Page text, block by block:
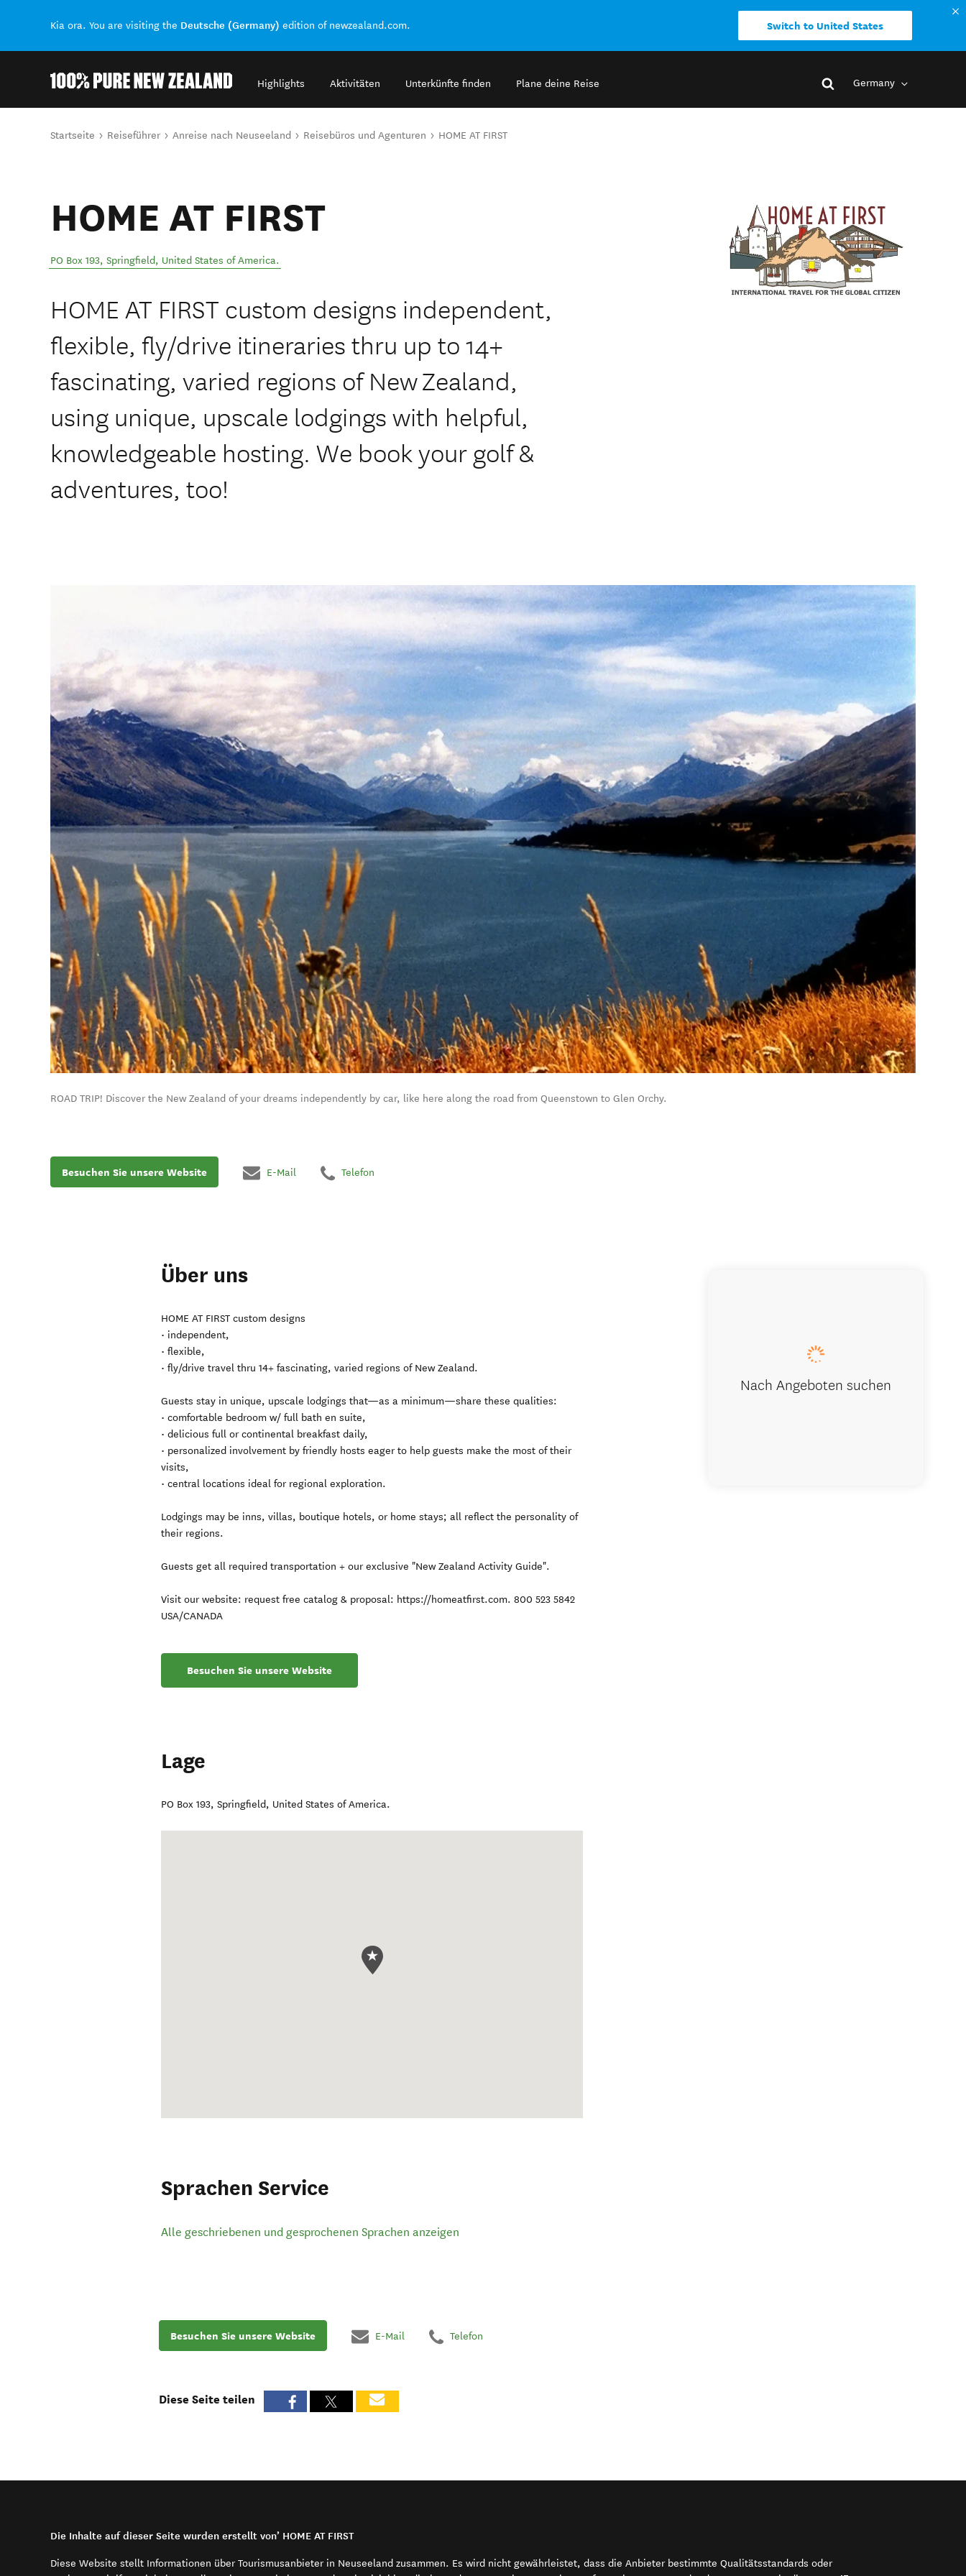
Kia ora. You are visiting the Deutsche (Germany) edition of newzealand.com. Switch to United States
Highlights Aktivitäten Unterkünfte finden Plane deine Reise Germany
Sie sind hier
Startseite Reiseführer Anreise nach Neuseeland Reisebüros und Agenturen HOME AT FIRST
HOME AT FIRST
PO Box 193, Springfield, United States of America.
HOME AT FIRST custom designs independent,
flexible, fly/drive itineraries thru up to 14+
fascinating, varied regions of New Zealand,
using unique, upscale lodgings with helpful,
knowledgeable hosting. We book your golf &
adventures, too!
ROAD TRIP! Discover the New Zealand of your dreams independently by car, like here along the road from Queenstown to Glen Orchy.
Besuchen Sie unsere Website E-Mail Telefon
Über uns
HOME AT FIRST custom designs
• independent,
• flexible,
• fly/drive travel thru 14+ fascinating, varied regions of New Zealand.
Guests stay in unique, upscale lodgings that—as a minimum—share these qualities:
• comfortable bedroom w/ full bath en suite,
• delicious full or continental breakfast daily,
• personalized involvement by friendly hosts eager to help guests make the most of their
visits,
• central locations ideal for regional exploration.
Lodgings may be inns, villas, boutique hotels, or home stays; all reflect the personality of
their regions.
Guests get all required transportation + our exclusive "New Zealand Activity Guide".
Visit our website: request free catalog & proposal: https://homeatfirst.com. 800 523 5842
USA/CANADA
Besuchen Sie unsere Website
Lage
PO Box 193,Springfield, United States of America.
Sprachen Service
Alle geschriebenen und gesprochenen Sprachen anzeigen
Nach Angeboten suchen
Besuchen Sie unsere Website E-Mail Telefon
Diese Seite teilen
Die Inhalte auf dieser Seite wurden erstellt von’ HOME AT FIRST
Diese Website stellt Informationen über Tourismusanbieter in Neuseeland zusammen. Es wird nicht gewährleistet, dass die Anbieter bestimmte Qualitätsstandards oder